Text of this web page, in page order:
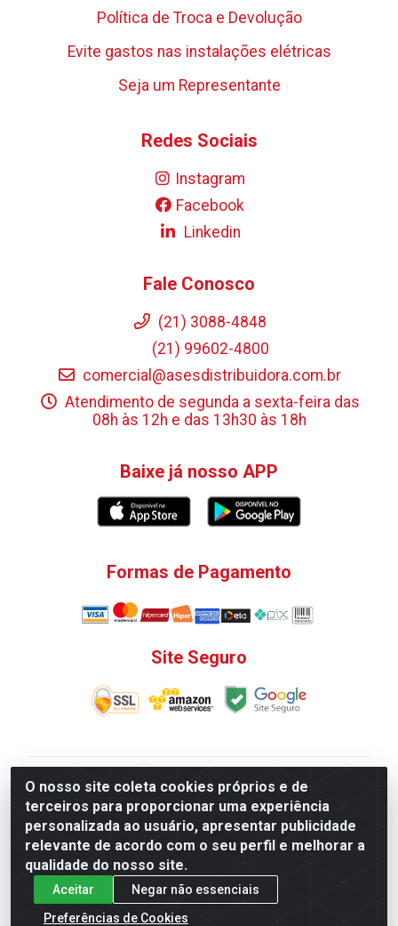
O nosso site coleta cookies próprios e de
terceiros para proporcionar uma experiência
personalizada ao usuário, apresentar publicidade
relevante de acordo com o seu perfil e melhorar a
qualidade do nosso site.
Aceitar
Negar não essenciais
Preferências de Cookies
Política de Troca e Devolução
Evite gastos nas instalações elétricas
Seja um Representante
Redes Sociais
Instagram
Facebook
Linkedin
Fale Conosco
(21) 3088-4848
(21) 99602-4800
comercial@asesdistribuidora.com.br
Atendimento de segunda a sexta-feira das
08h às 12h e das 13h30 às 18h
Baixe já nosso APP
Formas de Pagamento
Site Seguro
V. C. Ferragens LTDA - Rua do Matoso, 132 - Praça da
Bandeira, Rio de Janeiro/ RJ - CEP 20.270-135 - CNPJ
12.324.723/0001-25
Todas as regras de promoções, descontos, preços e
prazos de pagamento e entrega expostos aqui são
válidos apenas para compras via internet. Preços e
estoque sujeito a alterações sem aviso prévio.